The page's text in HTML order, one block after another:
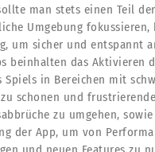
man stets einen Teil
Umgebung fokussieren,
um sicher und entspannt
beinhalten das Aktivieren
Spiels in Bereichen mit
schonen und frustrierende
zu umgehen,
der App, um von